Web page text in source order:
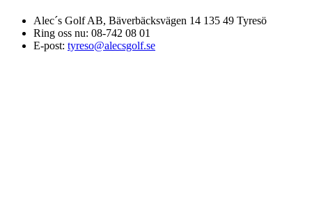
Alec´s Golf AB, Bäverbäcksvägen 14 135 49 Tyresö
Ring oss nu: 08-742 08 01
E-post: tyreso@alecsgolf.se